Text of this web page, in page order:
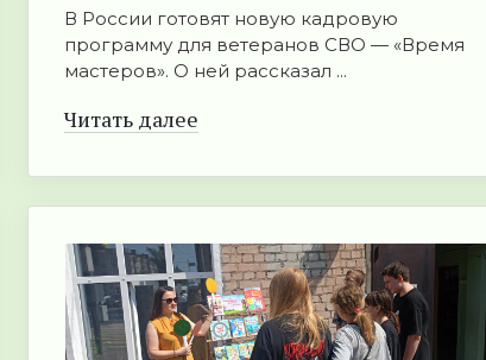
В России готовят новую кадровую
программу для ветеранов СВО — «Время
мастеров». О ней рассказал ...
Читать далее